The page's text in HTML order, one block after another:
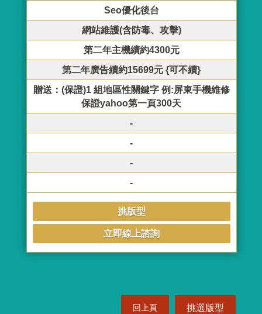
Seo優化後台
網站維護(含防毒、攻擊)
第二年主機續約4300元
第二年廣告續約15699元 {可不續}
贈送：(保證)1 組地區性關鍵字 例:屏東手機維修
保證yahoo第一頁300天
-
-
-
-
挑版型
立即線上諮詢
挑選版型
回上頁